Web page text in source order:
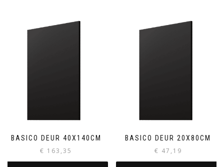
BASICO DEUR 40X140CM
€ 163,35
BASICO DEUR 20X80CM
€ 47,19